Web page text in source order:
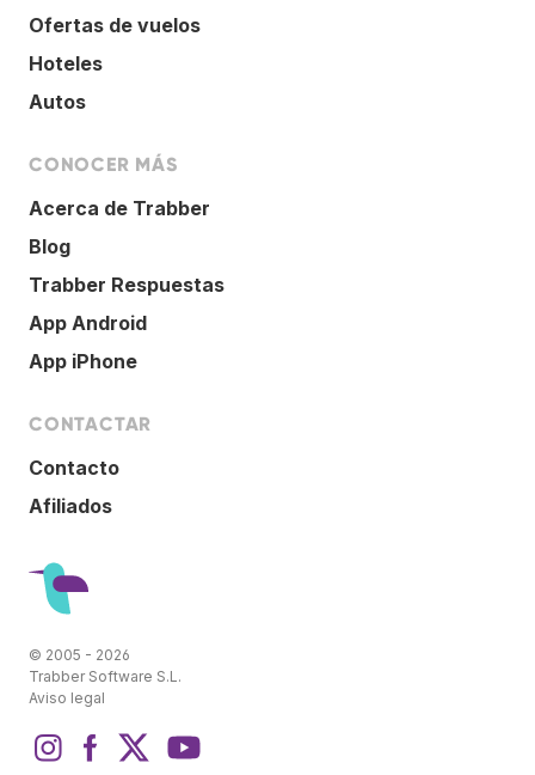
Ofertas de vuelos
Hoteles
Autos
CONOCER MÁS
Acerca de Trabber
Blog
Trabber Respuestas
App Android
App iPhone
CONTACTAR
Contacto
Afiliados
© 2005 - 2026
Trabber Software S.L.
Aviso legal